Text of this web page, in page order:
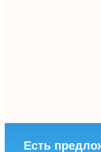
Есть